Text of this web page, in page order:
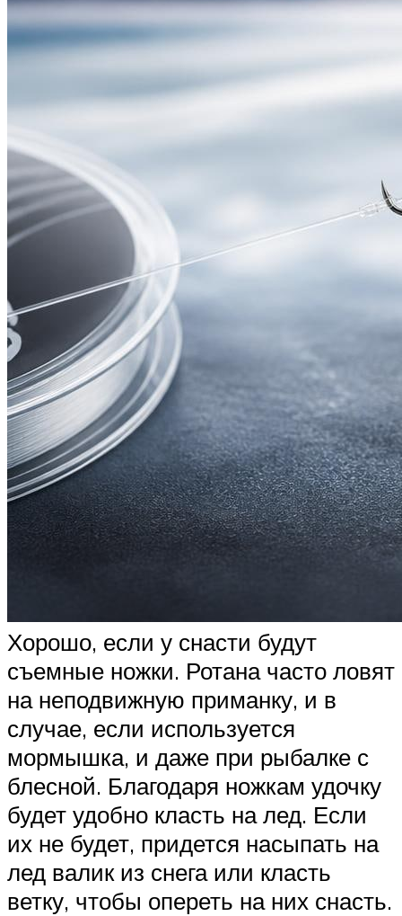
Хорошо, если у снасти будут
съемные ножки. Ротана часто ловят
на неподвижную приманку, и в
случае, если используется
мормышка, и даже при рыбалке с
блесной. Благодаря ножкам удочку
будет удобно класть на лед. Если
их не будет, придется насыпать на
лед валик из снега или класть
ветку, чтобы опереть на них снасть.